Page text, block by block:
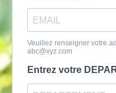
Veuillez renseigner votre
abc@xyz.com
Entrez votre